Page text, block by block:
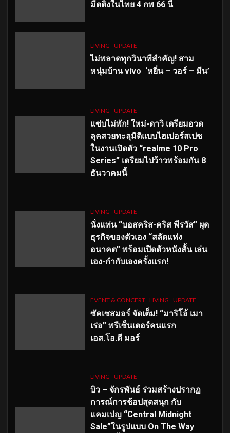
มีตติ้งในไทย 4 กพ 66 นี้
LIVING UPDATE
ไม่พลาดทุกวินาทีสำคัญ! สาม
หนุ่มบ้าน vivo ‘หยิ่น – วอร์ – มีน’
LIVING UPDATE
แซ่บไม่พัก! ใหม่-ดาวิ เตรียมอวด
ลุคสวยทะลุมิติแบบไฮเปอร์สเปซ
ในงานเปิดตัว “realme 10 Pro
Series” เตรียมไปว้าวพร้อมกัน 8
ธันวาคมนี้
LIVING UPDATE
นั่งแท่น “บอสคริส-คริส พีรวัส” ผุด
ธุรกิจของตัวเอง “สลัดแห่ง
อนาคต” พร้อมเปิดตัวหนังสั้น เล่น
เอง-กำกับเองครั้งแรก!
EVENT & CONCERT LIVING UPDATE
ซัคเซสมอร์ จัดเต็ม! “มาริโอ้ เมา
เร่อ” พรีเซ็นเตอร์คนแรก
เอส.โอ.ดี มอร์
LIVING UPDATE
บิว – จักรพันธ์ ร่วมสร้างปรากฏ
การณ์การช้อปสุดสนุก กับ
แคมเปญ “Central Midnight
Sale”ในรูปแบบ On The Way